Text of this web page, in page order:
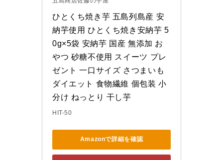
ひとくち焼き芋 五島列島産 安
納芋使用 ひとくち焼き安納芋 5
0g×5袋 安納芋 国産 無添加 お
やつ 砂糖不使用 スイーツ プレ
ゼント 一口サイズ さつまいも
ダイエット 食物繊維 個包装 小
分け ねっとり 干し芋
HIT-50
Amazonで詳細を確認